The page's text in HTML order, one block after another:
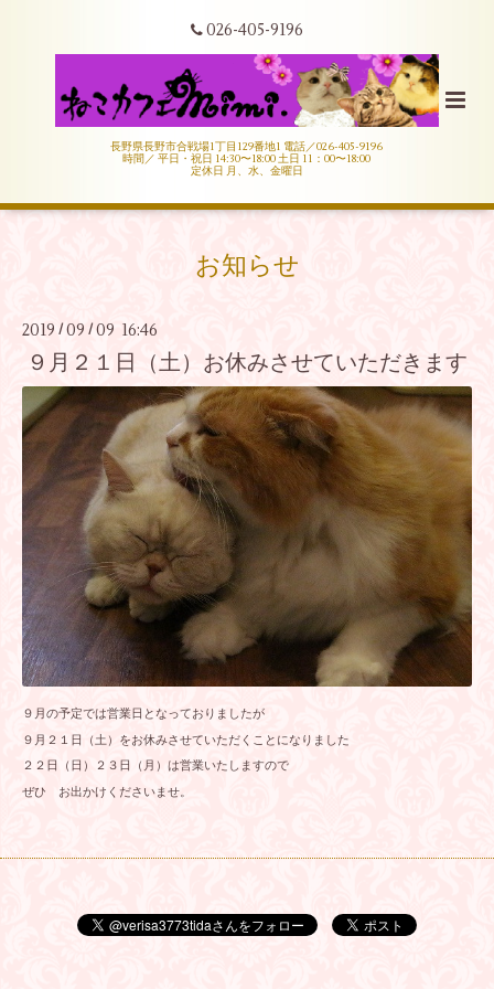
026-405-9196
長野県長野市合戦場1丁目129番地1 電話／026-405-9196
時間／ 平日・祝日 14:30〜18:00 土日 11：00〜18:00
定休日 月、水、金曜日
お知らせ
2019 /09 /09 16:46
９月２１日（土）お休みさせていただきます
９月の予定では営業日となっておりましたが
９月２１日（土）をお休みさせていただくことになりました
２２日（日）２３日（月）は営業いたしますので
ぜひ お出かけくださいませ。